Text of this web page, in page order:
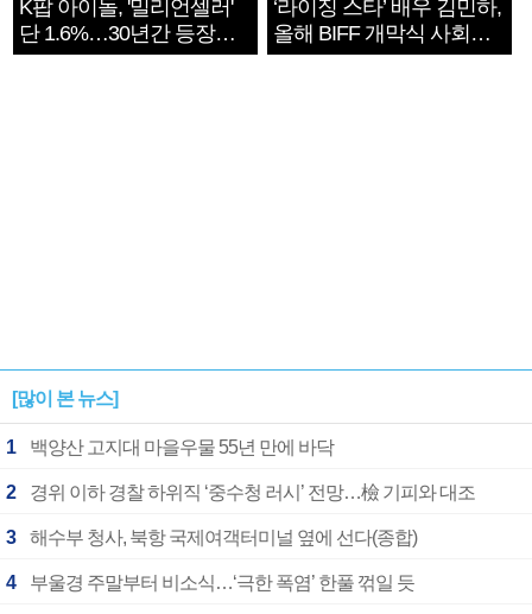
K팝 아이돌, '밀리언셀러'
단 1.6%…30년간 등장
1182개팀 전수조사
‘라이징 스타’ 배우 김민하,
올해 BIFF 개막식 사회자
확정
[많이 본 뉴스]
1 백양산 고지대 마을우물 55년 만에 바닥
2 경위 이하 경찰 하위직 ‘중수청 러시’ 전망…檢 기피와 대조
3 해수부 청사, 북항 국제여객터미널 옆에 선다(종합)
4 부울경 주말부터 비소식…‘극한 폭염’ 한풀 꺾일 듯